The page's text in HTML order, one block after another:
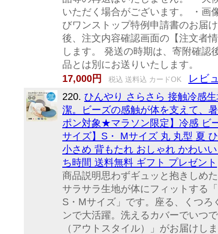
いただく場合がございます。 ・画
びワンストップ特例申請書のお届
後、注文内容確認画面の【注文者
します。 発送の時期は、寄附確認
品とは別にお送りいたします。
17,000円
税込 送料込 カードOK レビ
220. ひんやり さらさら 接触冷感
潔。ビーズの感触が体を支えて、
ポン対象★マラソン限定】冷感 ビ
サイズ】S・ Mサイズ 丸 丸型 夏
小さめ 背もたれ おしゃれ かわい
ち時間 送料無料 ギフト プレゼント
商品説明思わずギュッと抱きしめ
サラサラ生地が体にフィットする
S・Mサイズ」です。座る、くつ
ンで大活躍。洗えるカバーでいつ
（アウトスタイル）」がお届けし